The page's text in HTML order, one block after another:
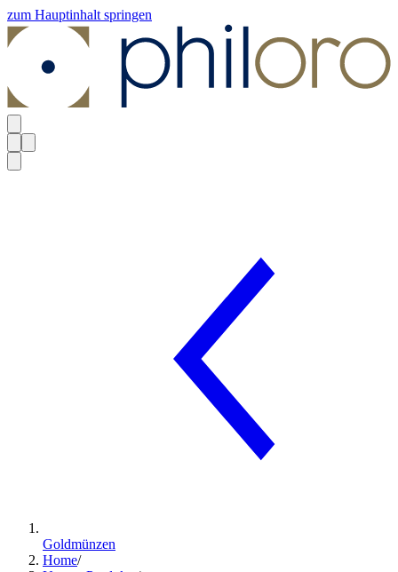
zum Hauptinhalt springen
Goldmünzen
Home/